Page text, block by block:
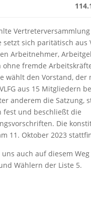
setzt sich paritätisch aus
Arbeitnehmer,
ohne fremde
wählt den Vorstand, der
aus 15 Mitgliedern
anderem die Satzung,
fest und beschließt die
Die
11. Oktober 2023
auch auf diesem
Wählern der Liste 5.